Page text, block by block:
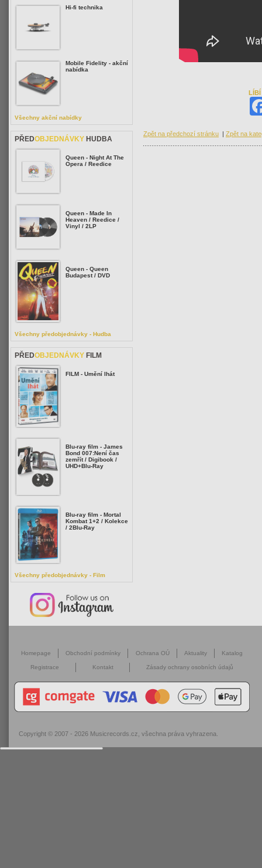
LÍBÍ
Zpět na předchozí stránku | Zpět na
Hi-fi technika
Mobile Fidelity - akční
nabídka
Všechny akční nabídky
PŘEDOBJEDNÁVKY HUDBA
Queen - Night At The
Opera / Reedice
Queen - Made In
Heaven / Reedice /
Vinyl / 2LP
Queen - Queen
Budapest / DVD
Všechny předobjednávky - Hudba
PŘEDOBJEDNÁVKY FILM
FILM - Umění lhát
Blu-ray film - James
Bond 007:Není čas
zemřít / Digibook /
UHD+Blu-Ray
Blu-ray film - Mortal
Kombat 1+2 / Kolekce
/ 2Blu-Ray
Všechny předobjednávky - Film
Homepage Obchodní podmínky Ochrana OÚ Aktuality Katalog
Registrace Kontakt Zásady ochrany osobních údajů
Copyright © 2007 - 2026 Musicrecords.cz , všechna práva vyhrazena.